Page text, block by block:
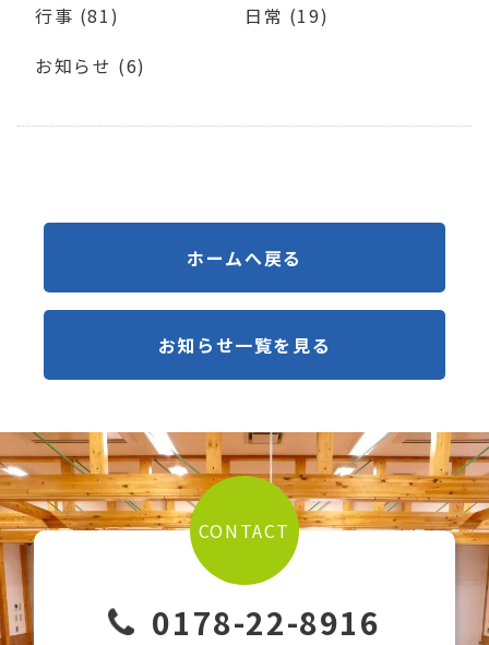
行事 (81)
日常 (19)
お知らせ (6)
ホームへ戻る
お知らせ一覧を見る
CONTACT
0178-22-8916